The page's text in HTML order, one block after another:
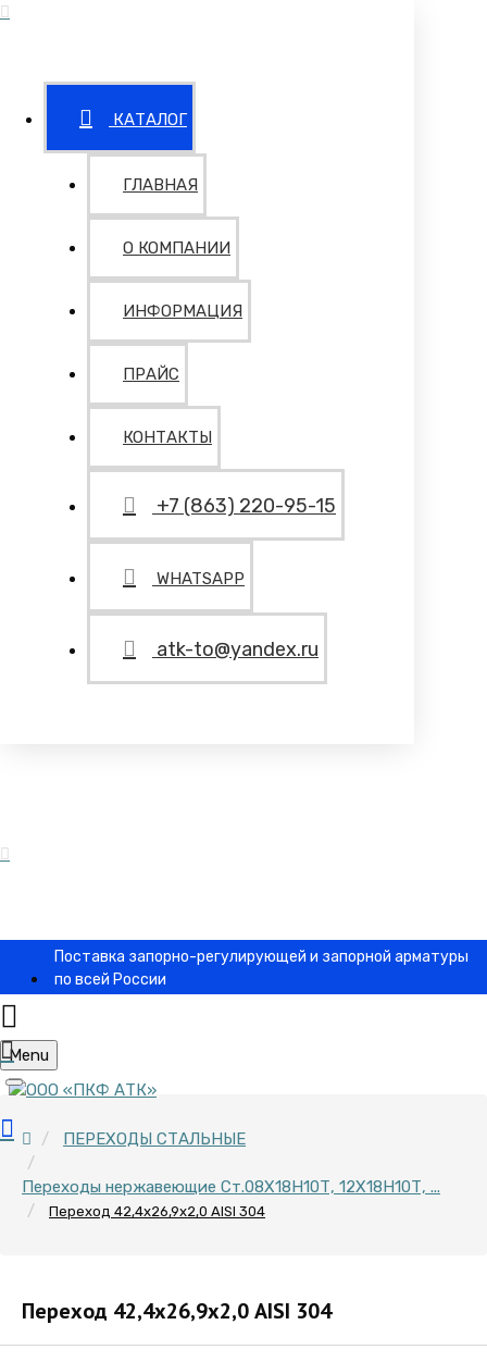
КАТАЛОГ
ГЛАВНАЯ
О КОМПАНИИ
ИНФОРМАЦИЯ
ПРАЙС
КОНТАКТЫ
+7 (863) 220-95-15
WHATSAPP
atk-to@yandex.ru
Поставка запорно-регулирующей и запорной арматуры
по всей России
Menu
ПЕРЕХОДЫ СТАЛЬНЫЕ
Переходы нержавеющие Ст.08Х18Н10Т, 12Х18Н10Т, ...
Переход 42,4х26,9х2,0 AISI 304
Переход 42,4х26,9х2,0 AISI 304